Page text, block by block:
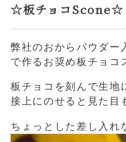
☆板チョコScone☆
弊社のおからパウダー
で作るお奨め板チョコ
板チョコを刻んで生地
接上にのせると見た目
ちょっとした差し入れ